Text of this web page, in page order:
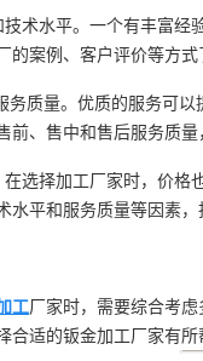
术水平。一个有丰富
的案例、客户评价等方
质量。优质的服务可
前、售中和售后服务质
选择加工厂家时，价
水平和服务质量等因素，
工厂家时，需要综合考
合适的钣金加工厂家有